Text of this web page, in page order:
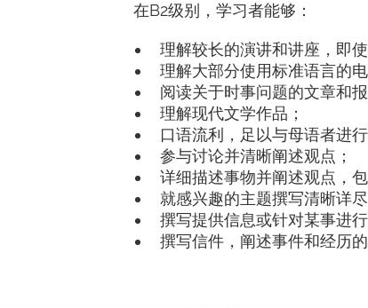
在B2级别，学习者能够：
理解较长的演讲和讲座，即
理解大部分使用标准语言的
阅读关于时事问题的文章和
理解现代文学作品；
口语流利，足以与母语者进
参与讨论并清晰阐述观点；
详细描述事物并阐述观点，
就感兴趣的主题撰写清晰详尽
撰写提供信息或针对某事进
撰写信件，阐述事件和经历的